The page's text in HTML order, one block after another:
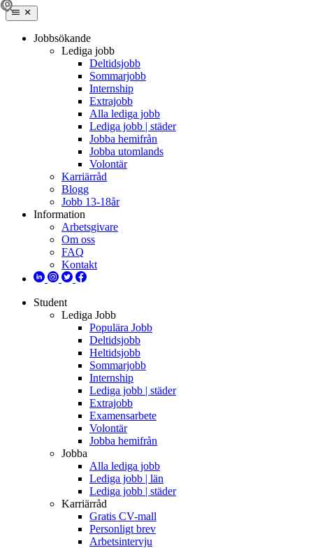
Jobbsökande
Lediga jobb
Deltidsjobb
Sommarjobb
Internship
Extrajobb
Alla lediga jobb
Lediga jobb | städer
Jobba hemifrån
Jobba utomlands
Volontär
Karriärråd
Blogg
Jobb 13-18år
Information
Arbetsgivare
Om oss
FAQ
Kontakt
Student
Lediga Jobb
Populära Jobb
Deltidsjobb
Heltidsjobb
Sommarjobb
Internship
Lediga jobb | städer
Extrajobb
Examensarbete
Volontär
Jobba hemifrån
Jobba
Alla lediga jobb
Lediga jobb | län
Lediga jobb | städer
Karriärråd
Gratis CV-mall
Personligt brev
Arbetsintervju